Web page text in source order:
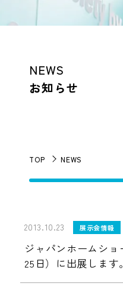
NEWS
お知らせ
TOP NEWS
2013.10.23 展示会情報
ジャパンホームショ
25日）に出展します。